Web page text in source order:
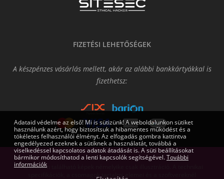
FIZETÉSI LEHETŐSÉGEK
A készpénzes vásárlás mellett, akár az alábbi bankkártyákkal is
fizethetsz:
Az oldalon található képek némelyike csak illusztráció. A technikai
specifikációk, a csomagok tartalmi elemei és a szoftvereknél
Adataid védelme az első! Mi is sütizünk! A weboldalunkon sütiket
használunk azért, hogy biztosítsuk a hibamentes működést és a
tökéletes felhasználói élményt. Az elfogadás gombra kattintva
engedélyezed ezeknek a sütiknek a használatát, továbbá a
viselkedéssel kapcsolatos adatok átadását is. A süti beállításokat
bármikor módosíthatod a lenti kapcsolók segítségével.További
információk